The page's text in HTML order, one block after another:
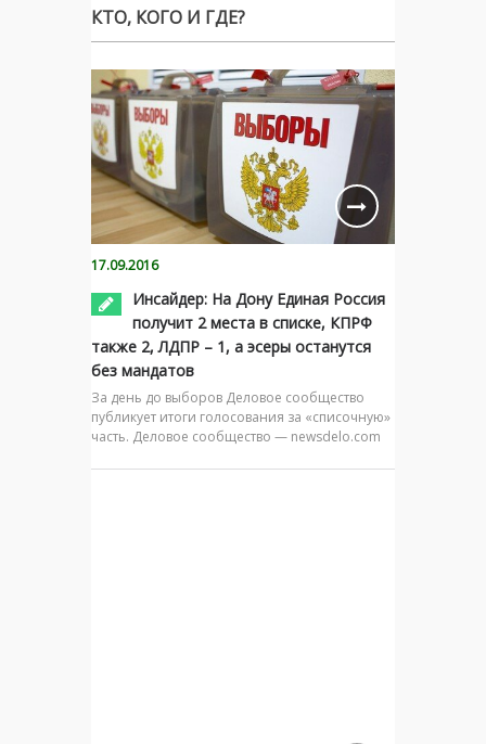
КТО, КОГО И ГДЕ?
17.09.2016
Инсайдер: На Дону Единая Россия
получит 2 места в списке, КПРФ
также 2, ЛДПР – 1, а эсеры останутся
без мандатов
За день до выборов Деловое сообщество
публикует итоги голосования за «списочную»
часть. Деловое сообщество — newsdelo.com